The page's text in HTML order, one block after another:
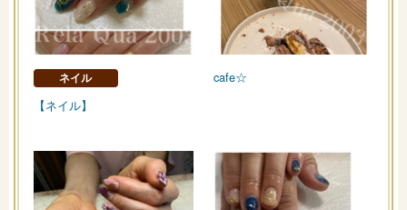
ネイル
【ネイル】
cafe☆